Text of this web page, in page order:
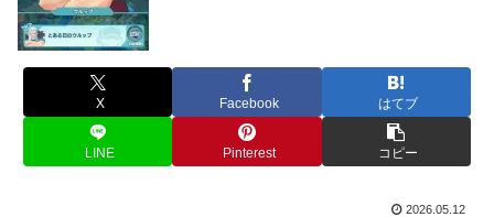
X Facebook はてブ
LINE Pinterest コピー
2026.05.12